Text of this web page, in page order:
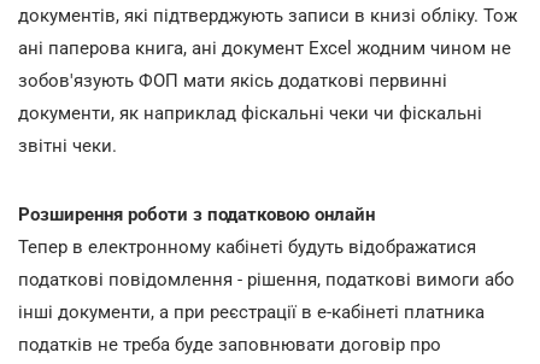
документів, які підтверджують записи в книзі обліку. Тож
ані паперова книга, ані документ Excel жодним чином не
зобов'язують ФОП мати якісь додаткові первинні
документи, як наприклад фіскальні чеки чи фіскальні
звітні чеки.
Розширення роботи з податковою онлайн
Тепер в електронному кабінеті будуть відображатися
податкові повідомлення - рішення, податкові вимоги або
інші документи, а при реєстрації в е-кабінеті платника
податків не треба буде заповнювати договір про